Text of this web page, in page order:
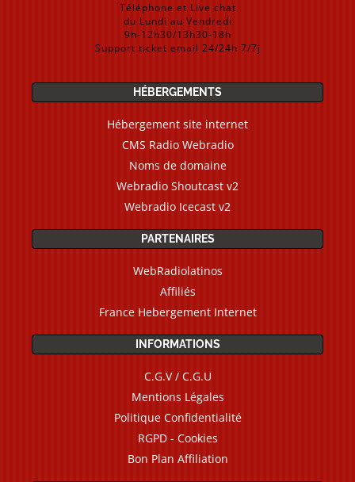
Téléphone et Live chat
du Lundi au Vendredi
9h-12h30/13h30-18h
Support ticket email 24/24h 7/7j
HÉBERGEMENTS
Hébergement site internet
CMS Radio Webradio
Noms de domaine
Webradio Shoutcast v2
Webradio Icecast v2
PARTENAIRES
WebRadiolatinos
Affiliés
France Hebergement Internet
INFORMATIONS
C.G.V / C.G.U
Mentions Légales
Politique Confidentialité
RGPD - Cookies
Bon Plan Affiliation